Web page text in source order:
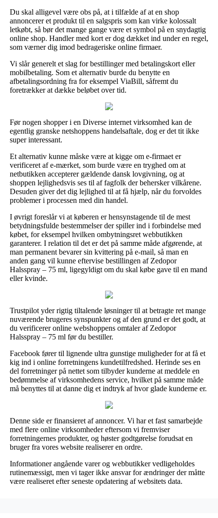
Du skal alligevel være obs på, at i tilfælde af at en shop
annoncerer et produkt til en salgspris som kan virke kolossalt
letkøbt, så bør det mange gange være et symbol på en snydagtig
online shop. Handler med kort er dog dækket ind under en regel,
som værner dig imod bedrageriske online firmaer.
Vi slår generelt et slag for bestillinger med betalingskort eller
mobilbetaling. Som et alternativ burde du benytte en
afbetalingsordning fra for eksempel ViaBill, såfremt du
foretrækker at dække beløbet over tid.
Før nogen shopper i en Diverse internet virksomhed kan de
egentlig granske netshoppens handelsaftale, dog er det tit ikke
super interessant.
Et alternativ kunne måske være at kigge om e-firmaet er
verificeret af e-mærket, som burde være en tryghed om at
netbutikken accepterer gældende dansk lovgivning, og at
shoppen lejlighedsvis ses til af fagfolk der behersker vilkårene.
Desuden giver det dig lejlighed til at få hjælp, når du forvoldes
problemer i processen med din handel.
I øvrigt foreslår vi at køberen er hensynstagende til de mest
betydningsfulde bestemmelser der spiller ind i forbindelse med
købet, for eksempel hvilken ombytningsret webbutikken
garanterer. I relation til det er det på samme måde afgørende, at
man permanent bevarer sin kvittering på e-mail, så man en
anden gang vil kunne eftervise bestillingen af Zedopor
Halsspray – 75 ml, ligegyldigt om du skal købe gave til en mand
eller kvinde.
Trustpilot yder rigtig tiltalende løsninger til at betragte ret mange
nuværende brugeres synspunkter og af den grund er det godt, at
du verificerer online webshoppens omtaler af Zedopor
Halsspray – 75 ml før du bestiller.
Facebook fører til lignende ultra gunstige muligheder for at få et
kig ind i online forretningens kundetilfredshed. Herinde ses en
del forretninger på nettet som tilbyder kunderne at meddele en
bedømmelse af virksomhedens service, hvilket på samme måde
må benyttes til at danne dig et indtryk af hvor glade kunderne er.
Denne side er finansieret af annoncer. Vi har et fast samarbejde
med flere online virksomheder eftersom vi fremviser
forretningernes produkter, og høster godtgørelse forudsat en
bruger fra vores website realiserer en ordre.
Informationer angående varer og webbutikker vedligeholdes
rutinemæssigt, men vi tager ikke ansvar for ændringer der måtte
være realiseret efter seneste opdatering af websitets data.